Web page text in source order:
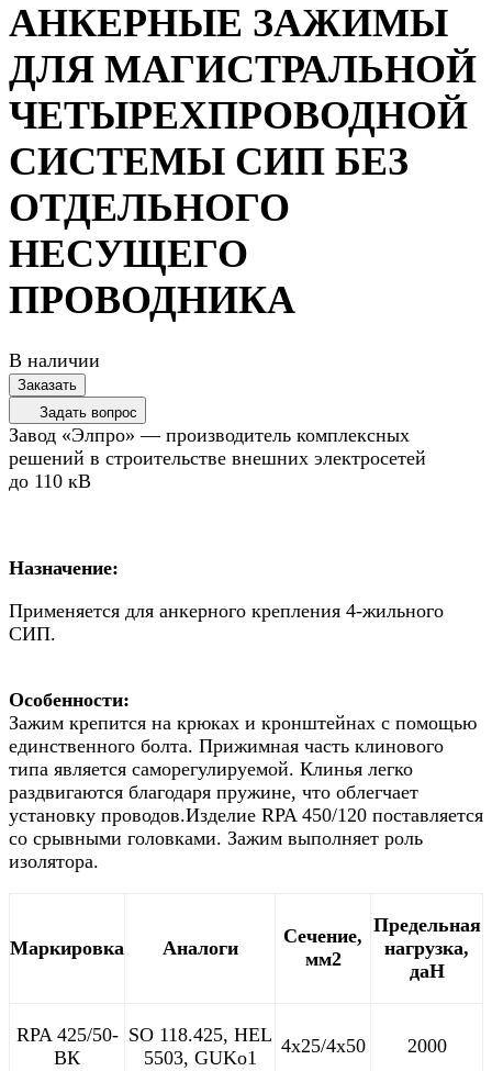
АНКЕРНЫЕ ЗАЖИМЫ
ДЛЯ МАГИСТРАЛЬНОЙ
ЧЕТЫРЕХПРОВОДНОЙ
СИСТЕМЫ СИП БЕЗ
ОТДЕЛЬНОГО
НЕСУЩЕГО
ПРОВОДНИКА
В наличии
Заказать
Задать вопрос
Завод «Элпро» — производитель комплексных
решений в строительстве внешних электросетей
до 110 кВ
Назначение:
Применяется для анкерного крепления 4-жильного
СИП.
Особенности:
Зажим крепится на крюках и кронштейнах с помощью
единственного болта. Прижимная часть клинового
типа является саморегулируемой. Клинья легко
раздвигаются благодаря пружине, что облегчает
установку проводов.Изделие RPA 450/120 поставляется
со срывными головками. Зажим выполняет роль
изолятора.
Маркировка Аналоги
Сечение,
мм2
Предельная
нагрузка,
даН
RPA 425/50-
ВК
SO 118.425, HEL
5503, GUKo1
4х25/4х50 2000